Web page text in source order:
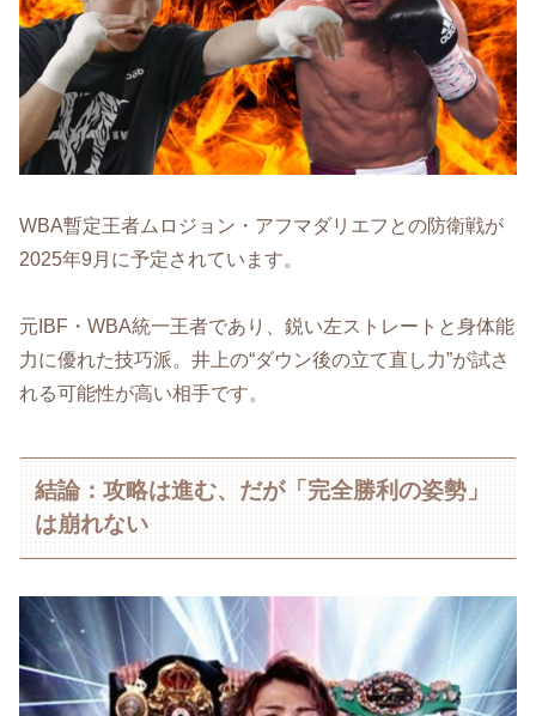
WBA暫定王者ムロジョン・アフマダリエフとの防衛戦が
2025年9月に予定されています。
元IBF・WBA統一王者であり、鋭い左ストレートと身体能
力に優れた技巧派。井上の“ダウン後の立て直し力”が試さ
れる可能性が高い相手です。
結論：攻略は進む、だが「完全勝利の姿勢」
は崩れない